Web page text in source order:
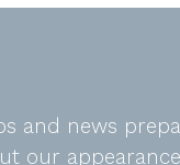
and news
our